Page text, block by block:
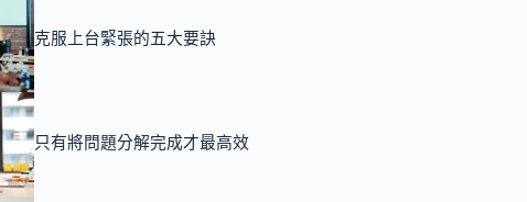
克服上台緊張的五大要訣
只有將問題分解完成才最高效